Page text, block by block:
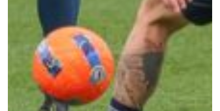
Caffè Boasi x Genoa
Helan x Genoa